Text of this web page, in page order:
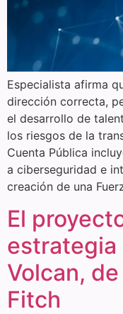
Especialista afirma
dirección correcta,
el desarrollo de
los riesgos de la
Cuenta Pública
a ciberseguridad e
creación de una
El
estrategia
Volcan,
Fitch